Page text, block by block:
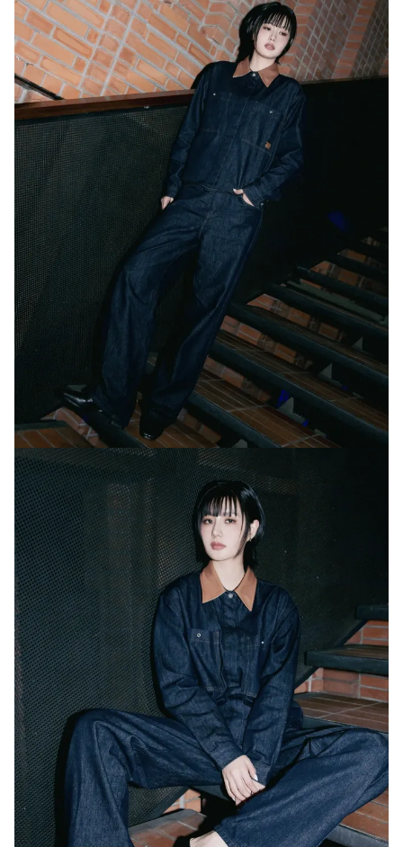
Đọc Thanh Niên trên điện thoại
Theo dõi báo trên
Hotline
0906 645 777
Liên hệ quảng cáo
0908 780 404
Đặt báo Tòa soạn Chính sách bảo
Tổng biên tập: Nguyễn Ngọc Toàn
Phó tổng biên tập: Hải Thành
Ủy viên Ban biên tập - Tổng Thư ký tòa soạn: Trần Việt Hưng
Giấy phép xuất bản số 110/GP - BTTTT cấp ngày 24.3.2020
© 2003-2026 Bản quyền thuộc về Báo Thanh Niên. Cấm sao chép
dưới mọi hình thức nếu không có sự chấp thuận bằng văn bản.
Phát triển bởi ePi Technologies, JSC.